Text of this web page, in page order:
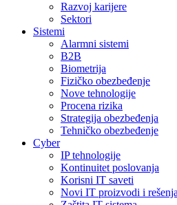
Razvoj karijere
Sektori
Sistemi
Alarmni sistemi
B2B
Biometrija
Fizičko obezbeđenje
Nove tehnologije
Procena rizika
Strategija obezbeđenja
Tehničko obezbeđenje
Cyber
IP tehnologije
Kontinuitet poslovanja
Korisni IT saveti
Novi IT proizvodi i rešenja